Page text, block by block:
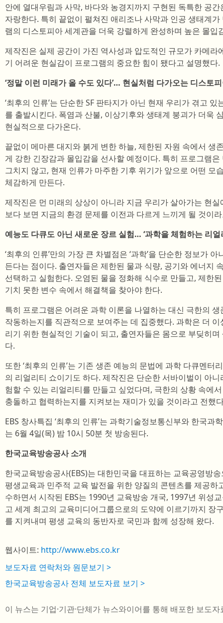
안에 열대우림과 사막, 바다와 농경지까지 구현된 독특한 공
자랑한다. 특히 끝없이 펼쳐진 애리조나 사막과 인공 생태계
램의 디스토피아 세계관을 더욱 강렬하게 완성하며 높은 몰입
제작진은 실제 공간이 가진 역사성과 압도적인 규모가 카메라
기 어려운 현실감이 프로그램의 중요한 힘이 됐다고 설명했다.
‘정말 이런 미래가 올 수도 있다’… 현실처럼 다가오는 디스토
‘최후의 인류’는 단순한 SF 판타지가 아닌 현재 우리가 겪고
를 출발시킨다. 폭염과 산불, 이상기후와 생태계 붕괴가 더욱
현실적으로 다가온다.
끝없이 메마른 대지와 붉게 변한 하늘, 제한된 자원 속에서 생
게 강한 긴장감과 몰입감을 선사할 예정이다. 특히 프로그램은
그치지 않고, 현재 인류가 마주한 기후 위기가 앞으로 어떤 모
체감하게 만든다.
제작진은 먼 미래의 상상이 아니라 지금 우리가 살아가는 현
보다 보면 지금의 환경 문제를 이전과 다르게 느끼게 될 것이
예능도 다큐도 아닌 새로운 장르 실험… ‘과학을 체험하는 리얼
‘최후의 인류’만의 가장 큰 차별점은 ‘과학’을 단순한 정보가
든다는 점이다. 출연자들은 제한된 물과 식량, 공기와 에너지
선택하고 실험한다. 오염된 물을 정화해 식수로 만들고, 제한
기치 못한 변수 속에서 해결책을 찾아야 한다.
특히 프로그램은 어려운 과학 이론을 나열하는 대신 극한의
작동하는지를 직관적으로 보여주는 데 집중했다. 과학은 더
리기 위한 현실적인 기술이 되고, 출연자들은 몸으로 부딪히
다.
또한 ‘최후의 인류’는 기존 생존 예능의 문법에 과학 다큐멘터
의 리얼리티 쇼이기도 하다. 제작진은 단순한 서바이벌이 아
험할 수 있는 리얼리티를 만들고 싶었다며, 극한의 상황 속에
충돌하고 협력하는지를 지켜보는 재미가 있을 것이라고 전했
EBS 창사특집 ‘최후의 인류’는 과학기술정보통신부와 한국
는 6월 4일(목) 밤 10시 50분 첫 방송된다.
한국교육방송공사 소개
한국교육방송공사(EBS)는 대한민국을 대표하는 교육공영방
평생교육과 민주적 교육 발전을 위한 양질의 콘텐츠를 제공
수하면서 시작된 EBS는 1990년 교육방송 개국, 1997년 위성
고 세계 최고의 교육미디어그룹으로의 도약에 이르기까지 장
를 지켜내며 평생 교육의 동반자로 국민과 함께 성장해 왔다.
웹사이트: http://www.ebs.co.kr
보도자료 연락처와 원문보기 >
한국교육방송공사 전체 보도자료 보기 >
이 뉴스는 기업·기관·단체가 뉴스와이어를 통해 배포한 보도